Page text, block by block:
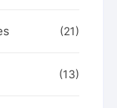
(21)
(13)